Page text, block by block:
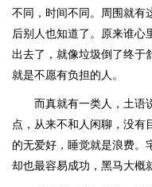
不同，时间不同。周围就有
后别人也知道了。原来谁心
出去了，就像垃圾倒了终于
就是不愿有负担的人。
而真就有一类人，土语
点，从来不和人闲聊，没有
的无爱好，睡觉就是浪费。
却也最容易成功，黑马大概